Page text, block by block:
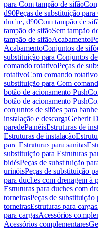
para Com tampão de sifão
d90Peças de substituição
duche, d90Com tampão de
tampão de sifãoSem tampão
tampão de sifãoAcabamento
AcabamentoConjuntos de
substituição para Conjuntos
comando rotativoPeças de
rotativoCom comando
substituição para Com
botão de acionamento
botão de acionamento
conjuntos de sifões para
instalação e descargaGeberit
paredePainéisEstruturas de
Estruturas de instalação
para Estruturas para sanitas
substituição para Estruturas
bidésPeças de substituição
urinóisPeças de substituição
para duches com drenagem à
Estruturas para duches com
torneirasPeças de substituição
torneirasEstruturas para cargas
para cargasAcessórios
Acessórios complementares